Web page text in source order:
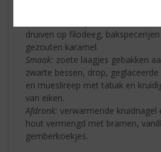
druiven op filodeeg,
gezouten karamel.
Smaak: zoete laagjes gebakken
zwarte bessen, drop, geglaceerde
en mueslireep met tabak en
van eiken.
Afdronk: verwarmende kruidnagel
hout vermengd met bramen,
gemberkoekjes.